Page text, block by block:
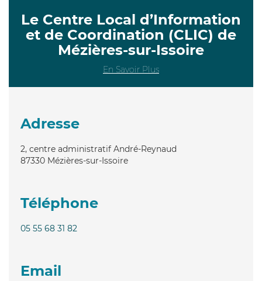
Le Centre Local d’Information
et de Coordination (CLIC) de
Mézières-sur-Issoire
En Savoir Plus
Adresse
2, centre administratif André-Reynaud
87330 Mézières-sur-Issoire
Téléphone
05 55 68 31 82
Email